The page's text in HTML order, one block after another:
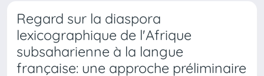
Regard sur la diaspora
lexicographique de l'Afrique
subsaharienne à la langue
française: une approche préliminaire